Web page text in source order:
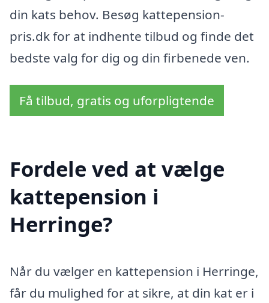
din kats behov. Besøg kattepension-
pris.dk for at indhente tilbud og finde det
bedste valg for dig og din firbenede ven.
Få tilbud, gratis og uforpligtende
Fordele ved at vælge
kattepension i
Herringe?
Når du vælger en kattepension i Herringe,
får du mulighed for at sikre, at din kat er i